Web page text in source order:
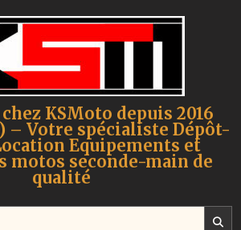
KSMoto depuis 2016
– Votre spécialiste Dépôt-
Equipements et
motos seconde-main de
qualité